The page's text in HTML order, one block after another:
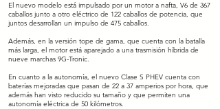
El nuevo modelo está impulsado por un motor a nafta, V6 de 367
caballos junto a otro eléctrico de 122 caballos de potencia, que
juntos desarrollan un impulso de 475 caballos.
Además, en la versión tope de gama, que cuenta con la batalla
más larga, el motor está aparejado a una trasmisión híbrida de
nueve marchas 9G-Tronic.
En cuanto a la autonomía, el nuevo Clase S PHEV cuenta con
baterías mejoradas que pasan de 22 a 37 amperios por hora, que
además han visto reducido su tamaño y que permiten una
autonomía eléctrica de 50 kilómetros.